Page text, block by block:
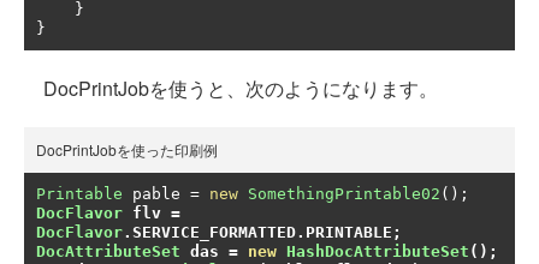
}
}
DocPrintJobを使うと、次のようになります。
DocPrintJobを使った印刷例
Printable pable = new SomethingPrintable02 ();
DocFlavor flv =
DocFlavor. SERVICE_FORMATTED. PRINTABLE ;
DocAttributeSet das = new HashDocAttributeSet ();